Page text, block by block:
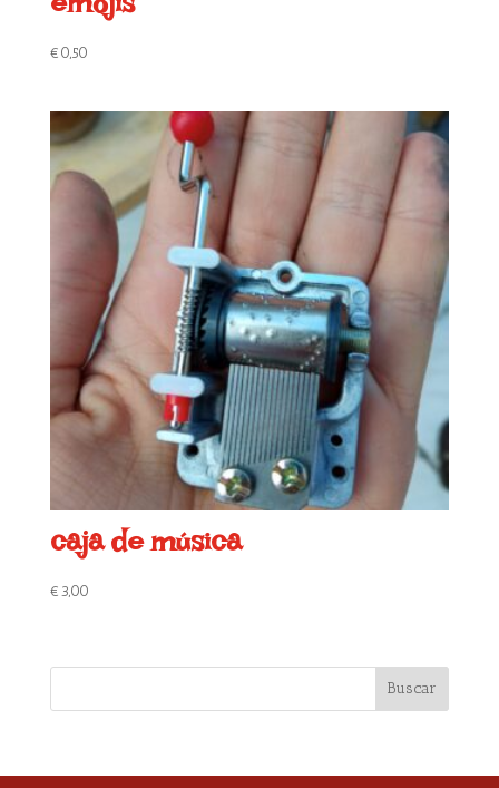
emojis
€0,50
caja de música
€3,00